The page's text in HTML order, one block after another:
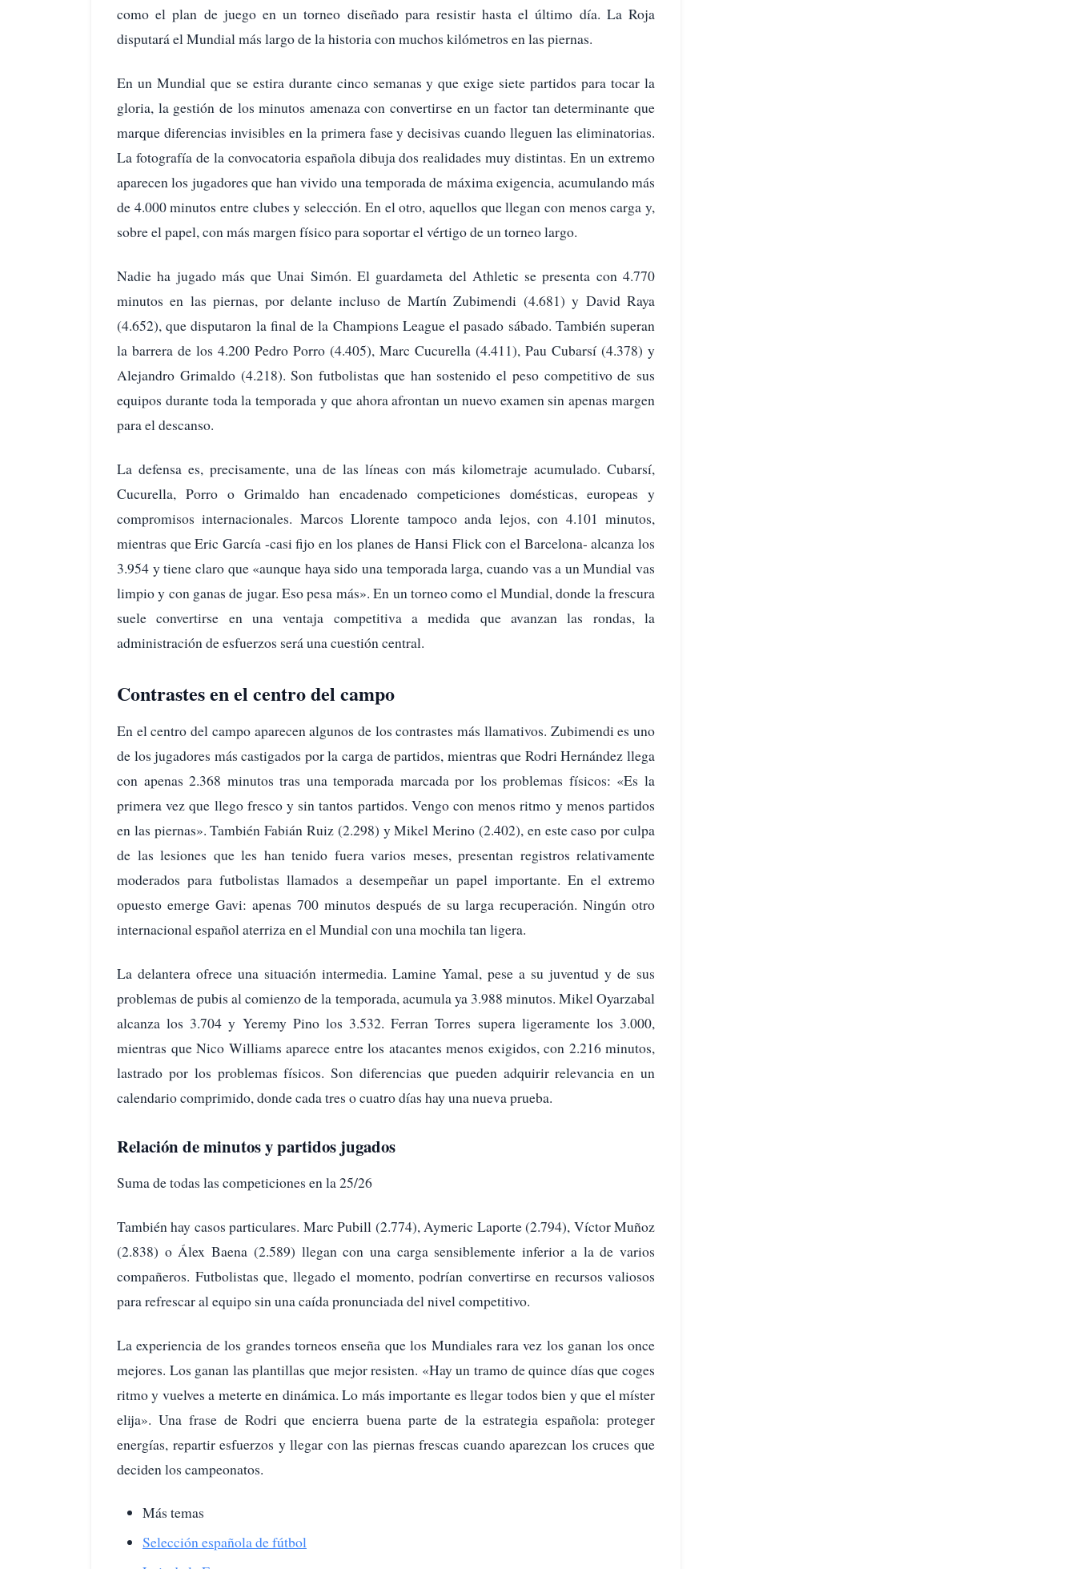
como el plan de juego en un torneo diseñado para resistir hasta el último día. La Roja
disputará el Mundial más largo de la historia con muchos kilómetros en las piernas.
En un Mundial que se estira durante cinco semanas y que exige siete partidos para tocar la
gloria, la gestión de los minutos amenaza con convertirse en un factor tan determinante que
marque diferencias invisibles en la primera fase y decisivas cuando lleguen las eliminatorias.
La fotografía de la convocatoria española dibuja dos realidades muy distintas. En un extremo
aparecen los jugadores que han vivido una temporada de máxima exigencia, acumulando más
de 4.000 minutos entre clubes y selección. En el otro, aquellos que llegan con menos carga y,
sobre el papel, con más margen físico para soportar el vértigo de un torneo largo.
Nadie ha jugado más que Unai Simón. El guardameta del Athletic se presenta con 4.770
minutos en las piernas, por delante incluso de Martín Zubimendi (4.681) y David Raya
(4.652), que disputaron la final de la Champions League el pasado sábado. También superan
la barrera de los 4.200 Pedro Porro (4.405), Marc Cucurella (4.411), Pau Cubarsí (4.378) y
Alejandro Grimaldo (4.218). Son futbolistas que han sostenido el peso competitivo de sus
equipos durante toda la temporada y que ahora afrontan un nuevo examen sin apenas margen
para el descanso.
La defensa es, precisamente, una de las líneas con más kilometraje acumulado. Cubarsí,
Cucurella, Porro o Grimaldo han encadenado competiciones domésticas, europeas y
compromisos internacionales. Marcos Llorente tampoco anda lejos, con 4.101 minutos,
mientras que Eric García -casi fijo en los planes de Hansi Flick con el Barcelona- alcanza los
3.954 y tiene claro que «aunque haya sido una temporada larga, cuando vas a un Mundial vas
limpio y con ganas de jugar. Eso pesa más». En un torneo como el Mundial, donde la frescura
suele convertirse en una ventaja competitiva a medida que avanzan las rondas, la
administración de esfuerzos será una cuestión central.
Contrastes en el centro del campo
En el centro del campo aparecen algunos de los contrastes más llamativos. Zubimendi es uno
de los jugadores más castigados por la carga de partidos, mientras que Rodri Hernández llega
con apenas 2.368 minutos tras una temporada marcada por los problemas físicos: «Es la
primera vez que llego fresco y sin tantos partidos. Vengo con menos ritmo y menos partidos
en las piernas». También Fabián Ruiz (2.298) y Mikel Merino (2.402), en este caso por culpa
de las lesiones que les han tenido fuera varios meses, presentan registros relativamente
moderados para futbolistas llamados a desempeñar un papel importante. En el extremo
opuesto emerge Gavi: apenas 700 minutos después de su larga recuperación. Ningún otro
internacional español aterriza en el Mundial con una mochila tan ligera.
La delantera ofrece una situación intermedia. Lamine Yamal, pese a su juventud y de sus
problemas de pubis al comienzo de la temporada, acumula ya 3.988 minutos. Mikel Oyarzabal
alcanza los 3.704 y Yeremy Pino los 3.532. Ferran Torres supera ligeramente los 3.000,
mientras que Nico Williams aparece entre los atacantes menos exigidos, con 2.216 minutos,
lastrado por los problemas físicos. Son diferencias que pueden adquirir relevancia en un
calendario comprimido, donde cada tres o cuatro días hay una nueva prueba.
Relación de minutos y partidos jugados
Suma de todas las competiciones en la 25/26
También hay casos particulares. Marc Pubill (2.774), Aymeric Laporte (2.794), Víctor Muñoz
(2.838) o Álex Baena (2.589) llegan con una carga sensiblemente inferior a la de varios
compañeros. Futbolistas que, llegado el momento, podrían convertirse en recursos valiosos
para refrescar al equipo sin una caída pronunciada del nivel competitivo.
La experiencia de los grandes torneos enseña que los Mundiales rara vez los ganan los once
mejores. Los ganan las plantillas que mejor resisten. «Hay un tramo de quince días que coges
ritmo y vuelves a meterte en dinámica. Lo más importante es llegar todos bien y que el míster
elija». Una frase de Rodri que encierra buena parte de la estrategia española: proteger
energías, repartir esfuerzos y llegar con las piernas frescas cuando aparezcan los cruces que
deciden los campeonatos.
Más temas
Selección española de fútbol